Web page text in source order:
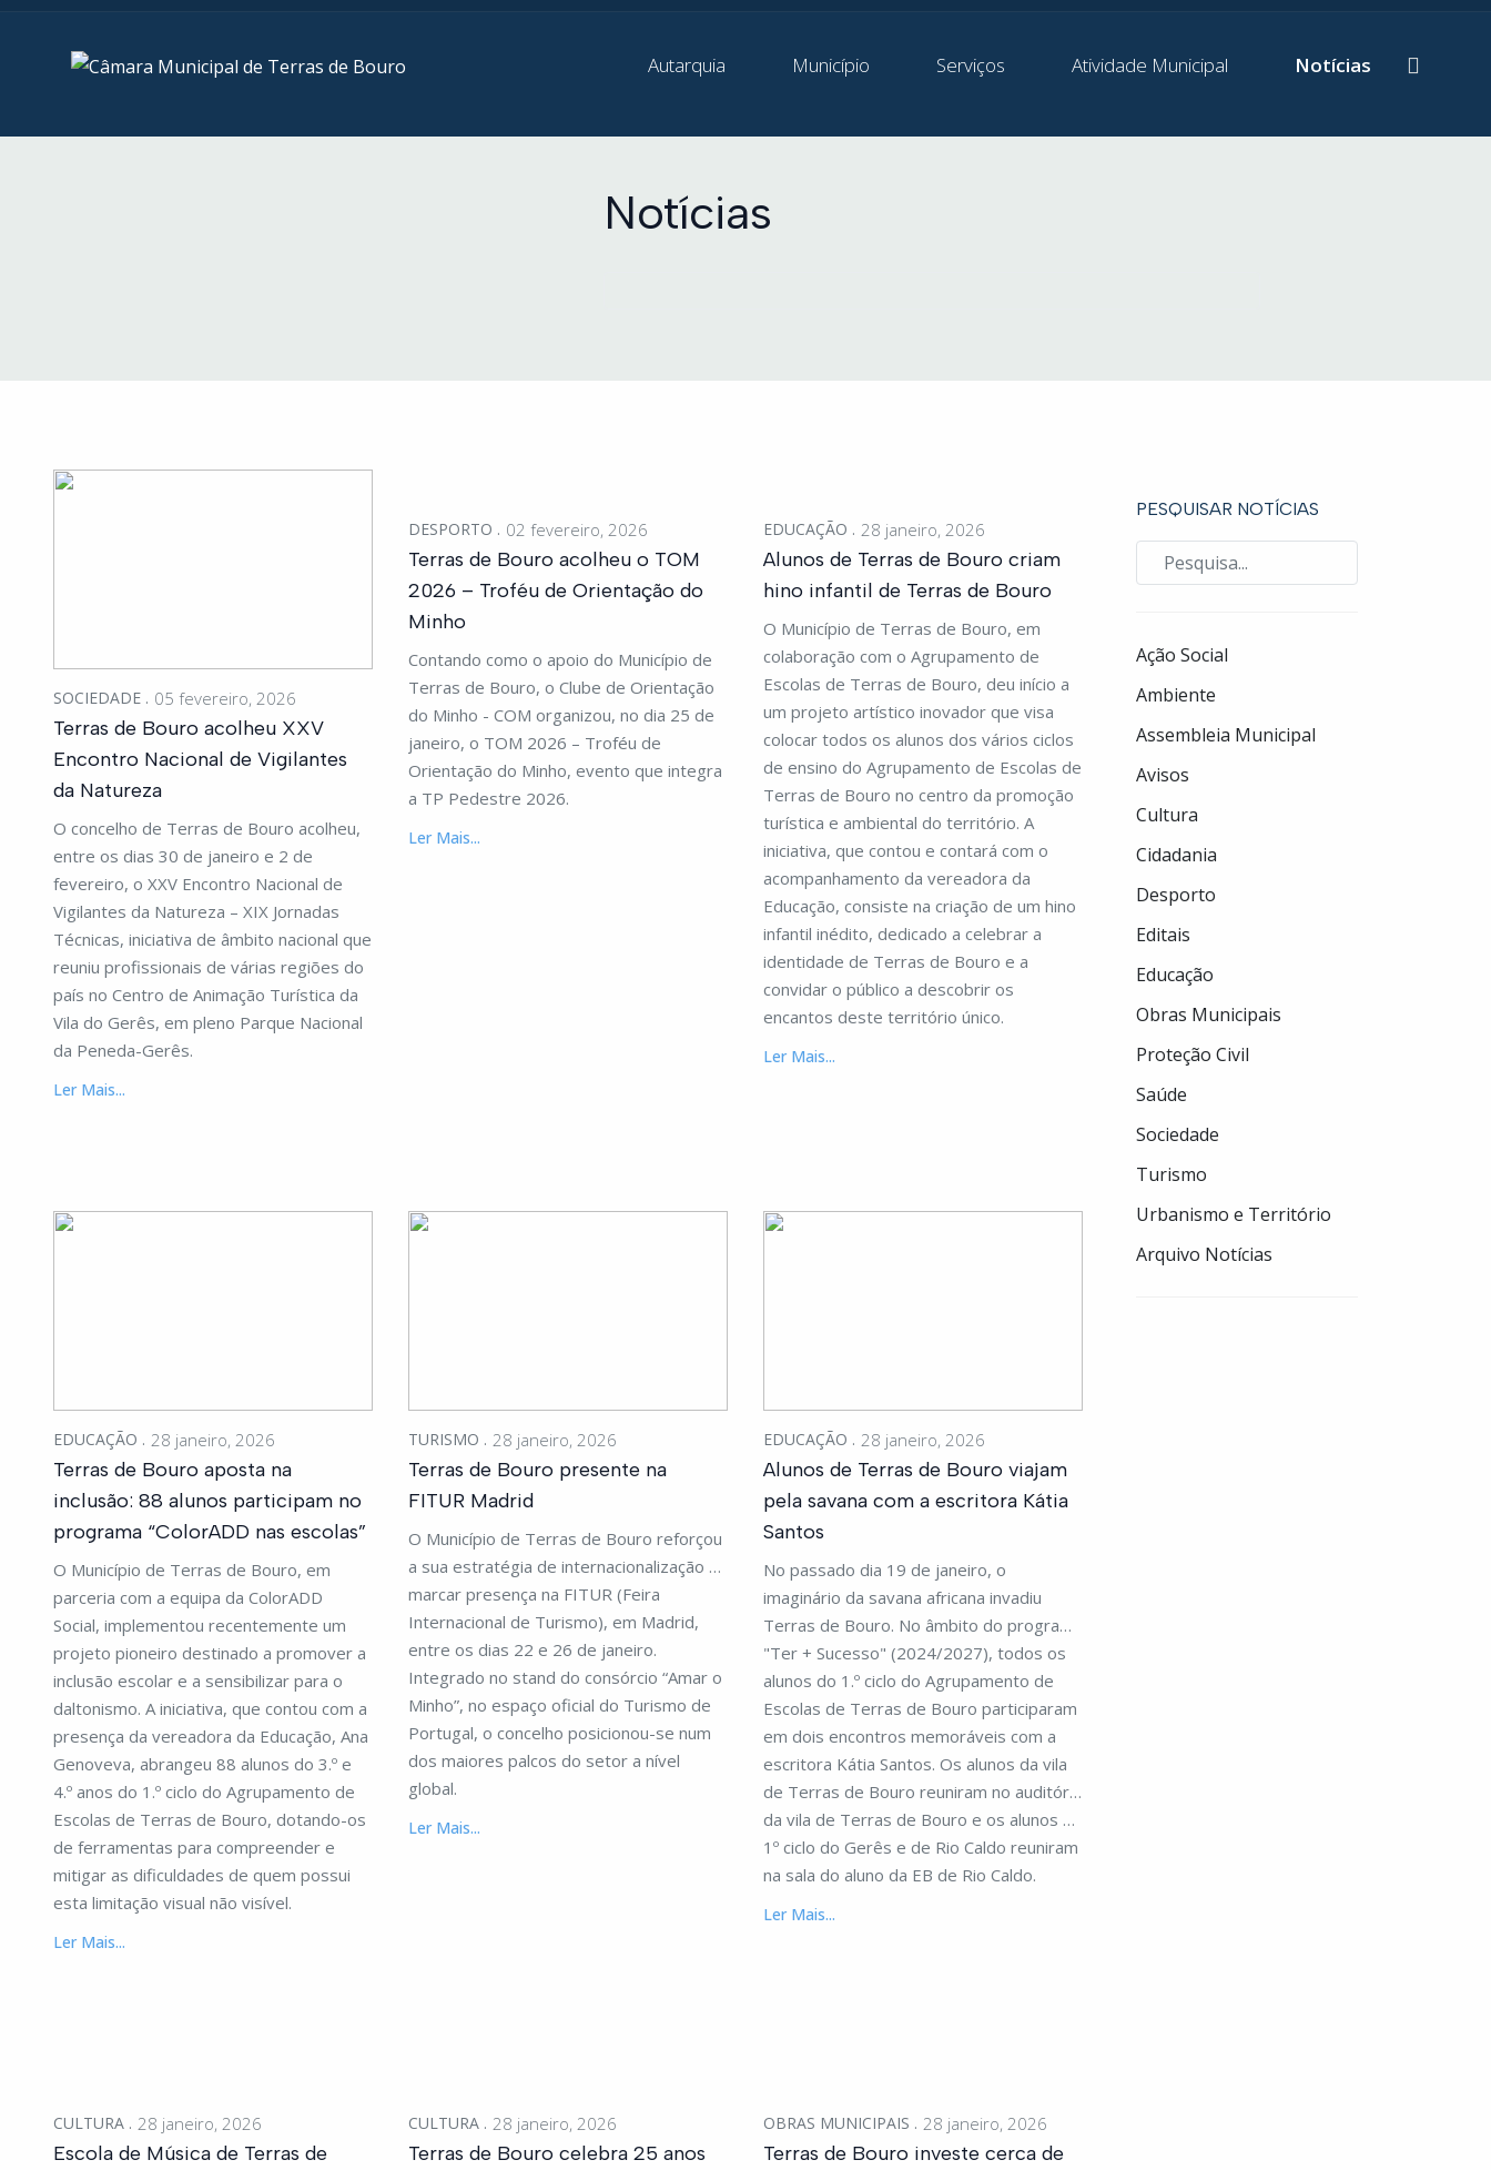
Autarquia Município Serviços Atividade Municipal Notícias
Notícias
SOCIEDADE 05 fevereiro, 2026
Terras de Bouro acolheu XXV
Encontro Nacional de Vigilantes
da Natureza
O concelho de Terras de Bouro acolheu,
entre os dias 30 de janeiro e 2 de
fevereiro, o XXV Encontro Nacional de
Vigilantes da Natureza – XIX Jornadas
Técnicas, iniciativa de âmbito nacional que
reuniu profissionais de várias regiões do
país no Centro de Animação Turística da
Vila do Gerês, em pleno Parque Nacional
da Peneda-Gerês.
Ler Mais...
DESPORTO 02 fevereiro, 2026
Terras de Bouro acolheu o TOM
2026 – Troféu de Orientação do
Minho
Contando como o apoio do Município de
Terras de Bouro, o Clube de Orientação
do Minho - COM organizou, no dia 25 de
janeiro, o TOM 2026 – Troféu de
Orientação do Minho, evento que integra
a TP Pedestre 2026.
Ler Mais...
EDUCAÇÃO 28 janeiro, 2026
Alunos de Terras de Bouro criam
hino infantil de Terras de Bouro
O Município de Terras de Bouro, em
colaboração com o Agrupamento de
Escolas de Terras de Bouro, deu início a
um projeto artístico inovador que visa
colocar todos os alunos dos vários ciclos
de ensino do Agrupamento de Escolas de
Terras de Bouro no centro da promoção
turística e ambiental do território. A
iniciativa, que contou e contará com o
acompanhamento da vereadora da
Educação, consiste na criação de um hino
infantil inédito, dedicado a celebrar a
identidade de Terras de Bouro e a
convidar o público a descobrir os
encantos deste território único.
Ler Mais...
EDUCAÇÃO 28 janeiro, 2026
Terras de Bouro aposta na
inclusão: 88 alunos participam no
programa “ColorADD nas escolas”
O Município de Terras de Bouro, em
parceria com a equipa da ColorADD
Social, implementou recentemente um
projeto pioneiro destinado a promover a
inclusão escolar e a sensibilizar para o
daltonismo. A iniciativa, que contou com a
presença da vereadora da Educação, Ana
Genoveva, abrangeu 88 alunos do 3.º e
4.º anos do 1.º ciclo do Agrupamento de
Escolas de Terras de Bouro, dotando-os
de ferramentas para compreender e
mitigar as dificuldades de quem possui
esta limitação visual não visível.
Ler Mais...
TURISMO 28 janeiro, 2026
Terras de Bouro presente na
FITUR Madrid
O Município de Terras de Bouro reforçou
a sua estratégia de internacionalização ao
marcar presença na FITUR (Feira
Internacional de Turismo), em Madrid,
entre os dias 22 e 26 de janeiro.
Integrado no stand do consórcio “Amar o
Minho”, no espaço oficial do Turismo de
Portugal, o concelho posicionou-se num
dos maiores palcos do setor a nível
global.
Ler Mais...
EDUCAÇÃO 28 janeiro, 2026
Alunos de Terras de Bouro viajam
pela savana com a escritora Kátia
Santos
No passado dia 19 de janeiro, o
imaginário da savana africana invadiu
Terras de Bouro. No âmbito do programa
"Ter + Sucesso" (2024/2027), todos os
alunos do 1.º ciclo do Agrupamento de
Escolas de Terras de Bouro participaram
em dois encontros memoráveis com a
escritora Kátia Santos. Os alunos da vila
de Terras de Bouro reuniram no auditório
da vila de Terras de Bouro e os alunos do
1º ciclo do Gerês e de Rio Caldo reuniram
na sala do aluno da EB de Rio Caldo.
Ler Mais...
CULTURA 28 janeiro, 2026
Escola de Música de Terras de
CULTURA 28 janeiro, 2026
Terras de Bouro celebra 25 anos
OBRAS MUNICIPAIS 28 janeiro, 2026
Terras de Bouro investe cerca de
PESQUISAR NOTÍCIAS
Ação Social
Ambiente
Assembleia Municipal
Avisos
Cultura
Cidadania
Desporto
Editais
Educação
Obras Municipais
Proteção Civil
Saúde
Sociedade
Turismo
Urbanismo e Território
Arquivo Notícias